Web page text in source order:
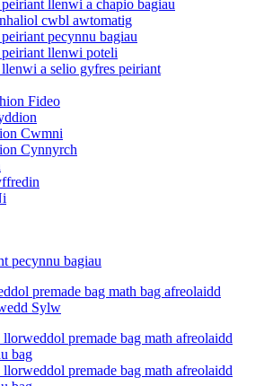
llenwi a chapio bagiau
cwbl awtomatig
pecynnu bagiau
llenwi poteli
a selio gyfres peiriant
Fideo
Cwmni
Cynnyrch
pecynnu bagiau